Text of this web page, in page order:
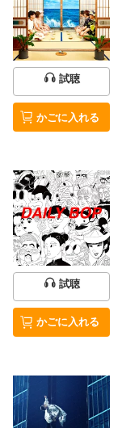
試聴
かごに入れる
試聴
かごに入れる